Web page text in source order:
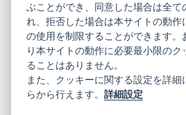
着物にまつわるお役立ち情報
ぶことができ、同意した場合は全て
れ、拒否した場合は本サイトの動
の使用を制限することができます。
り本サイトの動作に必要最小限の
ることはありません。
また、クッキーに関する設定を詳
らから行えます。詳細設定